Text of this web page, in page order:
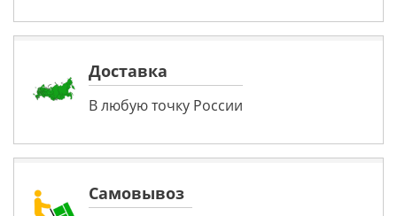
Доставка
В любую точку России
Самовывоз